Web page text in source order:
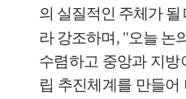
의 실질적인 주체가 될
라 강조하며 , "오늘 논
수렴하고 중앙과 지
립 추진체계를 만들어